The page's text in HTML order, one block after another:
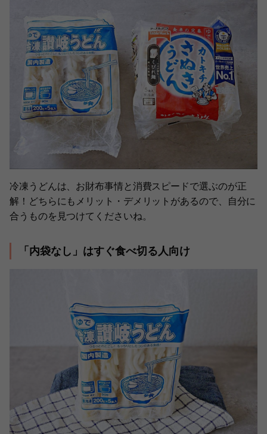
冷凍うどんは、お財布事情と消費スピードで選ぶのが正
解！どちらにもメリット・デメリットがあるので、自分に
合うものを見つけてくださいね。
「内袋なし」はすぐ食べ切る人向け